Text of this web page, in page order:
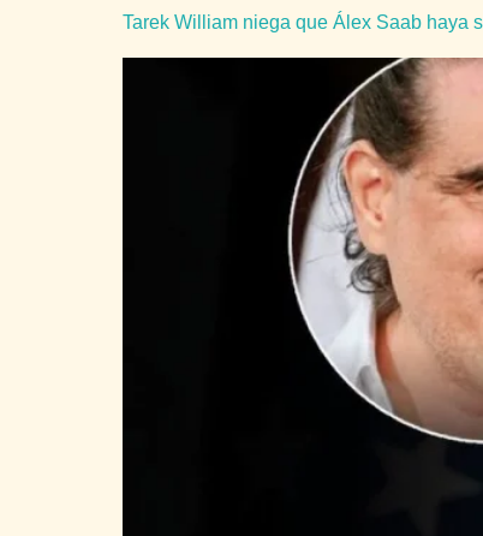
Tarek William niega que Álex Saab haya